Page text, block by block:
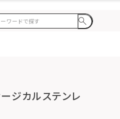
ジカルステンレ